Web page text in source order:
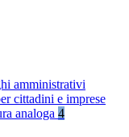
amministrativi
cittadini e imprese
analoga 4